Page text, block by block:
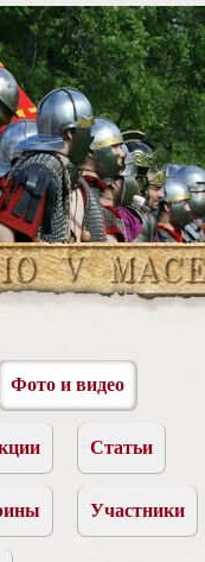
Фото и видео
Статьи
Участники